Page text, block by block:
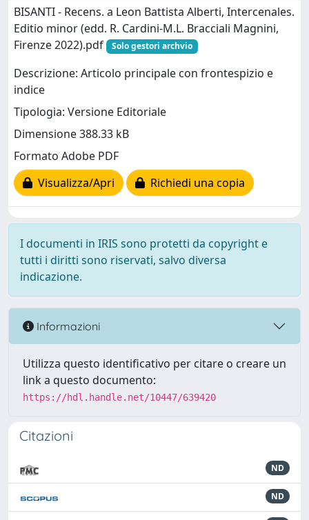
BISANTI - Recens. a Leon Battista Alberti, Intercenales.
Editio minor (edd. R. Cardini-M.L. Bracciali Magnini,
Firenze 2022).pdf
Solo gestori archvio
Descrizione: Articolo principale con frontespizio e
indice
Tipologia: Versione Editoriale
Dimensione 388.33 kB
Formato Adobe PDF
Visualizza/Apri
Richiedi una copia
I documenti in IRIS sono protetti da copyright e
tutti i diritti sono riservati, salvo diversa
indicazione.
Informazioni
Utilizza questo identificativo per citare o creare un
link a questo documento:
https://hdl.handle.net/10447/639420
Citazioni
ND
ND